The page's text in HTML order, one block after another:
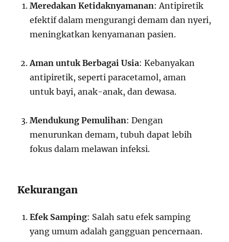
Meredakan Ketidaknyamanan: Antipiretik
efektif dalam mengurangi demam dan nyeri,
meningkatkan kenyamanan pasien.
Aman untuk Berbagai Usia: Kebanyakan
antipiretik, seperti paracetamol, aman
untuk bayi, anak-anak, dan dewasa.
Mendukung Pemulihan: Dengan
menurunkan demam, tubuh dapat lebih
fokus dalam melawan infeksi.
Kekurangan
Efek Samping: Salah satu efek samping
yang umum adalah gangguan pencernaan.